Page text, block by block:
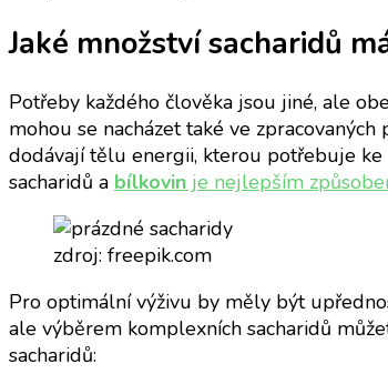
Jaké množství sacharidů
Potřeby každého člověka jsou jiné, ale
mohou se nacházet také ve
dodávají tělu energii, kterou potřebuje ke
sacharidů a bílkovin je nejlepším
zdroj: freepik.com
Pro optimální výživu by měly být
ale výběrem komplexních sacharidů
sacharidů: